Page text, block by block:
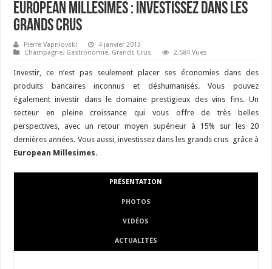
European Millesimes : investissez dans les
Grands Crus
Pierre Vaprilovski
4 janvier 2013
Champagne, Gastronomie, Grands Crus 2,584 Vues
Investir, ce n’est pas seulement placer ses économies dans des
produits bancaires inconnus et déshumanisés. Vous pouvez
également investir dans le domaine prestigieux des vins fins. Un
secteur en pleine croissance qui vous offre de très belles
perspectives, avec un retour moyen supérieur à 15% sur les 20
dernières années. Vous aussi, investissez dans les grands crus grâce à
European Millesimes.
PRÉSENTATION
PHOTOS
VIDÉOS
ACTUALITÉS